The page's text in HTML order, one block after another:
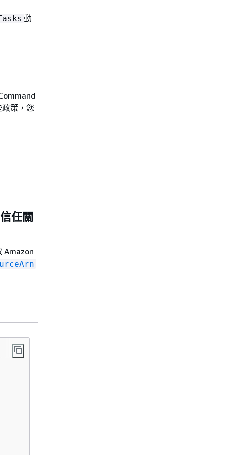
動
策，您
任關
Amazon